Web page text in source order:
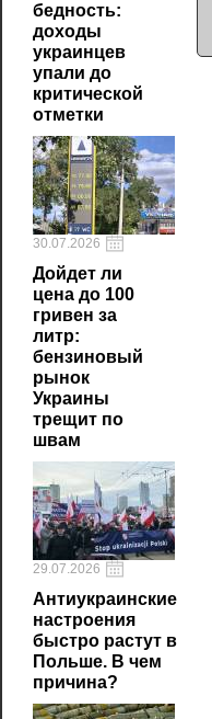
бедность:
доходы
украинцев
упали до
критической
отметки
30.07.2026
Дойдет ли
цена до 100
гривен за
литр:
бензиновый
рынок
Украины
трещит по
швам
29.07.2026
Антиукраинские
настроения
быстро растут в
Польше. В чем
причина?